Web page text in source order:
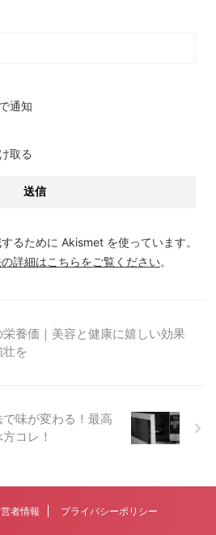
通知
取る
るために Akismet を使っています。
詳細はこちらをご覧ください。
養価｜美容と健康に嬉しい効果
壮を
味が変わる！最高
コレ！
者情報 プライバシーポリシー